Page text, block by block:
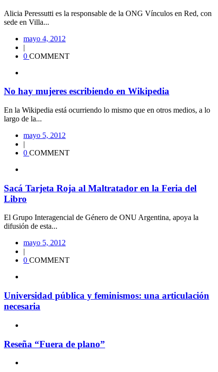
Alicia Peressutti es la responsable de la ONG Vínculos en Red, con
sede en Villa...
mayo 4, 2012
|
0 COMMENT
No hay mujeres escribiendo en Wikipedia
En la Wikipedia está ocurriendo lo mismo que en otros medios, a lo
largo de la...
mayo 5, 2012
|
0 COMMENT
Sacá Tarjeta Roja al Maltratador en la Feria del
Libro
El Grupo Interagencial de Género de ONU Argentina, apoya la
difusión de esta...
mayo 5, 2012
|
0 COMMENT
Universidad pública y feminismos: una articulación
necesaria
Reseña “Fuera de plano”